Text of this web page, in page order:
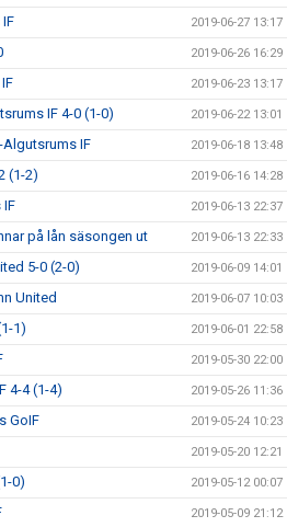
2019-06-27 13:17
2019-06-26 16:29
2019-06-23 13:17
IF 4-0 (1-0) 2019-06-22 13:01
IF 2019-06-18 13:48
(1-2) 2019-06-16 14:28
IF 2019-06-13 22:37
på lån säsongen ut 2019-06-13 22:33
5-0 (2-0) 2019-06-09 14:01
United 2019-06-07 10:03
1) 2019-06-01 22:58
2019-05-30 22:00
4-4 (1-4) 2019-05-26 11:36
GoIF 2019-05-24 10:23
2019-05-20 12:21
0) 2019-05-12 00:07
2019-05-09 21:12